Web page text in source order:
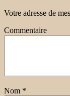
Votre adresse de
Commentaire
Nom *